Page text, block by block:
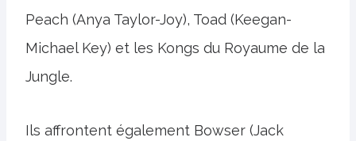
Peach (Anya Taylor-Joy), Toad (Keegan-
Michael Key) et les Kongs du Royaume de la
Jungle.
Ils affrontent également Bowser (Jack